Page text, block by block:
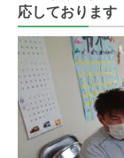
応しております